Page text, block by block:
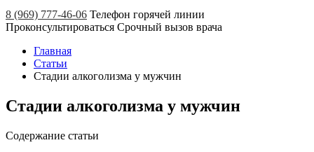
8 (969) 777-46-06 Телефон горячей линии
Проконсультироваться Срочный вызов врача
Главная
Статьи
Стадии алкоголизма у мужчин
Стадии алкоголизма у мужчин
Cодержание статьи